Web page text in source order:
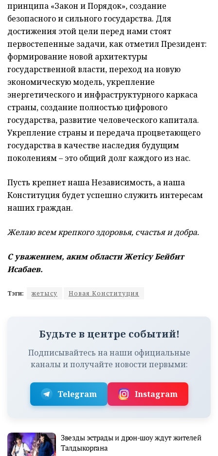
принципа «Закон и Порядок», создание
безопасного и сильного государства. Для
достижения этой цели перед нами стоят
первостепенные задачи, как отметил Президент:
формирование новой архитектуры
государственной власти, переход на новую
экономическую модель, укрепление
энергетического и инфраструктурного каркаса
страны, создание полностью цифрового
государства, развитие человеческого капитала.
Укрепление страны и передача процветающего
государства в качестве наследия будущим
поколениям – это общий долг каждого из нас.
Пусть крепнет наша Независимость, а наша
Конституция будет успешно служить интересам
наших граждан.
Желаю всем крепкого здоровья, счастья и добра.
С уважением, аким области Жетісу Бейбит
Исабаев.
Тэги: жетысу Новая Конституция
Будьте в центре событий!
Подписывайтесь на наши официальные
каналы и получайте новости первыми:
Telegram Instagram
Звезды эстрады и дрон-шоу ждут жителей
Талдыкоргана